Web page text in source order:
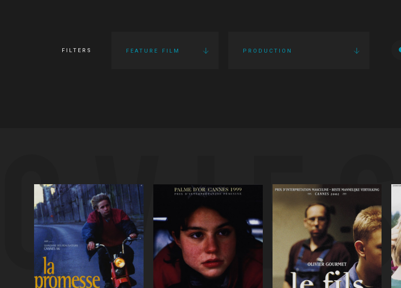
FILTERS FEATURE FILM PRODUCTION